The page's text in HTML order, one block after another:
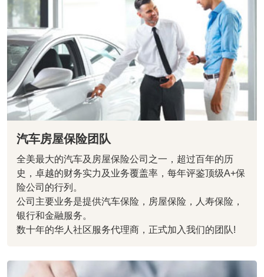
汽车房屋保险团队
全美最大的汽车及房屋保险公司之一，超过百年的历
史，卓越的财务实力及业务覆盖率，每年评鉴顶级A+保
险公司的行列。
公司主要业务是提供汽车保险，房屋保险，人寿保险，
银行和金融服务。
数十年的华人社区服务代理商，正式加入我们的团队!